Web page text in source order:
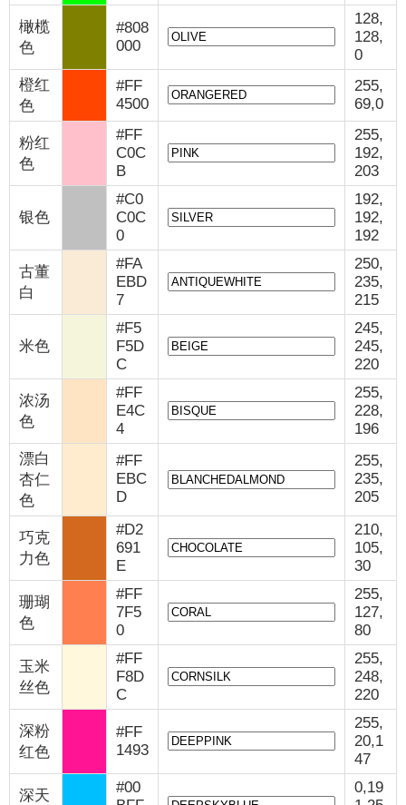
橄榄
色
#808
000
128,
128,
0
橙红
色
#FF
4500
255,
69,0
粉红
色
#FF
C0C
B
255,
192,
203
银色
#C0
C0C
0
192,
192,
192
古董
白
#FA
EBD
7
250,
235,
215
米色
#F5
F5D
C
245,
245,
220
浓汤
色
#FF
E4C
4
255,
228,
196
漂白
杏仁
色
#FF
EBC
D
255,
235,
205
巧克
力色
#D2
691
E
210,
105,
30
珊瑚
色
#FF
7F5
0
255,
127,
80
玉米
丝色
#FF
F8D
C
255,
248,
220
深粉
红色
#FF
1493
255,
20,1
47
深天
#00
0,19